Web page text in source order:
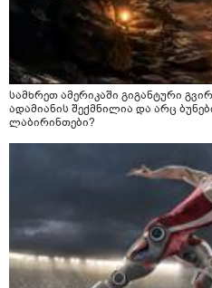
სამხრეთ ამერიკაში გიგანტური
ადამიანის შექმნილია და არც
ლაბირინთები?